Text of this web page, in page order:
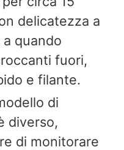
delicatezza a
quando
fuori,
e filante.
di
diverso,
di monitorare